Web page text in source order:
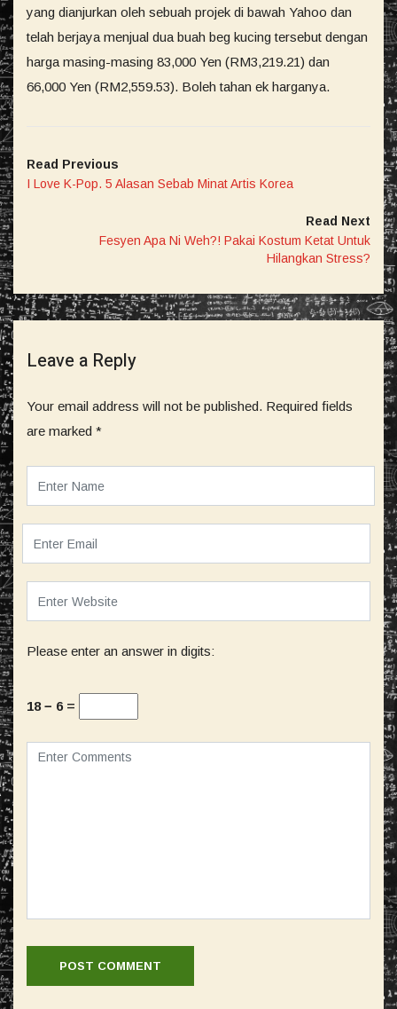
yang dianjurkan oleh sebuah projek di bawah Yahoo dan
telah berjaya menjual dua buah beg kucing tersebut dengan
harga masing-masing 83,000 Yen (RM3,219.21) dan
66,000 Yen (RM2,559.53). Boleh tahan ek harganya.
Read Previous
I Love K-Pop. 5 Alasan Sebab Minat Artis Korea
Read Next
Fesyen Apa Ni Weh?! Pakai Kostum Ketat Untuk
Hilangkan Stress?
Leave a Reply
Your email address will not be published. Required fields
are marked *
Please enter an answer in digits:
18 − 6 =